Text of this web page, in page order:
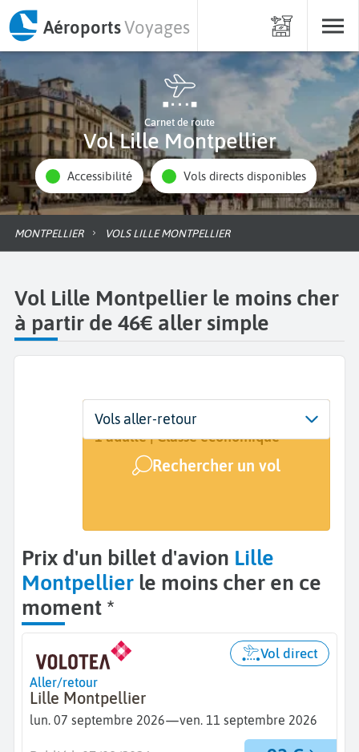
AéroportsVoyages
Carnet de route
Vol Lille Montpellier
Accessibilité Vols directs disponibles
MONTPELLIER VOLS LILLE MONTPELLIER
Vol Lille Montpellier le moins cher
à partir de 46€ aller simple
Départ
Lille (LIL)
Dates
7 sept. - 11 sept.
Voyageurs | Classe
1 adulte | Classe économique
Rechercher un vol
Vols aller-retour
Prix d'un billet d'avion Lille
Montpellier le moins cher en ce
moment *
Aller/retour
Lille Montpellier
lun. 07 septembre 2026—ven. 11 septembre 2026
Vol direct